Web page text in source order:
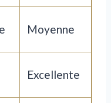
Moyenne
Excellente